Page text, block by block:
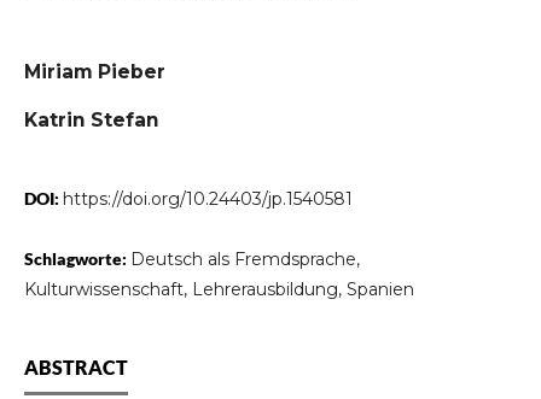
Miriam Pieber
Katrin Stefan
DOI: https://doi.org/10.24403/jp.1540581
Schlagworte: Deutsch als Fremdsprache,
Kulturwissenschaft, Lehrerausbildung, Spanien
ABSTRACT